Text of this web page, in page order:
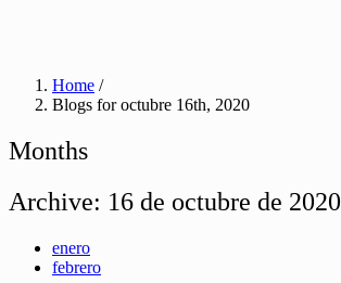
Home /
Blogs for octubre 16th, 2020
Months
Archive: 16 de octubre de 2020
enero
febrero